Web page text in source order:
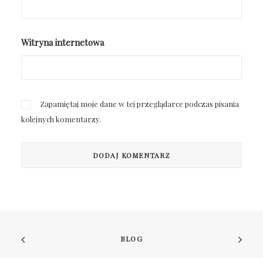
Witryna internetowa
Zapamiętaj moje dane w tej przeglądarce podczas pisania
kolejnych komentarzy.
BLOG